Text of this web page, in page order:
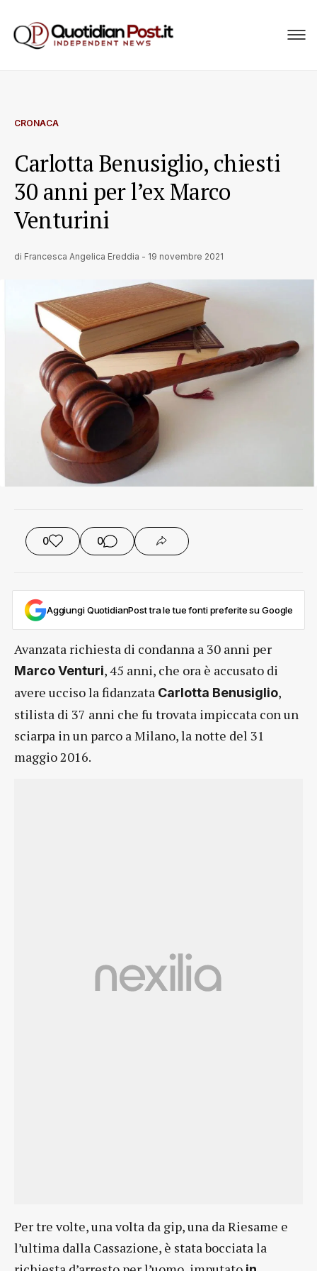
CRONACA
Carlotta Benusiglio, chiesti
30 anni per l’ex Marco
Venturini
di Francesca Angelica Ereddia - 19 novembre 2021
0 0
Aggiungi QuotidianPost tra le tue fonti preferite su Google
Avanzata richiesta di condanna a 30 anni per
Marco Venturi, 45 anni, che ora è accusato di
avere ucciso la fidanzata Carlotta Benusiglio,
stilista di 37 anni che fu trovata impiccata con un
sciarpa in un parco a Milano, la notte del 31
maggio 2016.
Per tre volte, una volta da gip, una da Riesame e
l’ultima dalla Cassazione, è stata bocciata la